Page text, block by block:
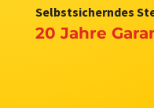
Selbstsicherndes
20 Jahre